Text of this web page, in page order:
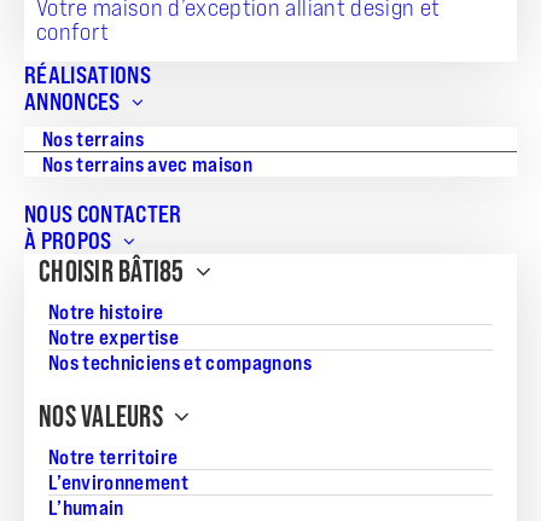
Votre maison d’exception alliant design et
confort
RÉALISATIONS
ANNONCES
Nos terrains
Nos terrains avec maison
NOUS CONTACTER
À PROPOS
CHOISIR BÂTI85
Notre histoire
Notre expertise
Nos techniciens et compagnons
NOS VALEURS
Notre territoire
L’environnement
L’humain
BÂTI85, vous aussi
faut.
Filtrez par ville
Filtrez par surface du terrain